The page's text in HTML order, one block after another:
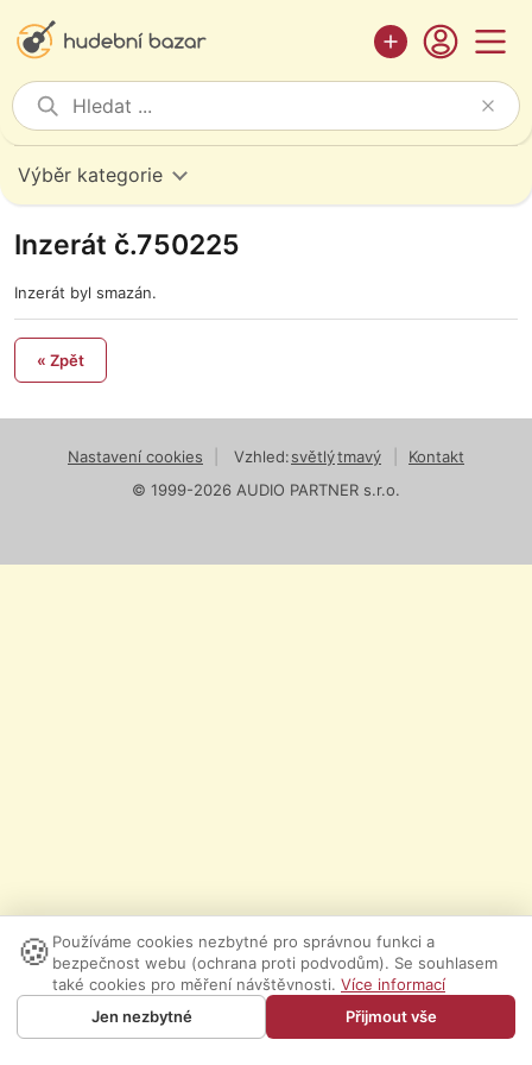
Výběr kategorie
Inzerát č.750225
Inzerát byl smazán.
« Zpět
Nastavení cookies Vzhled:světlýtmavý
Kontakt
© 1999-2026 AUDIO PARTNER s.r.o.
🍪 Používáme cookies nezbytné pro správnou funkci a
bezpečnost webu (ochrana proti podvodům). Se souhlasem
také cookies pro měření návštěvnosti. Více informací
Jen nezbytné
Přijmout vše